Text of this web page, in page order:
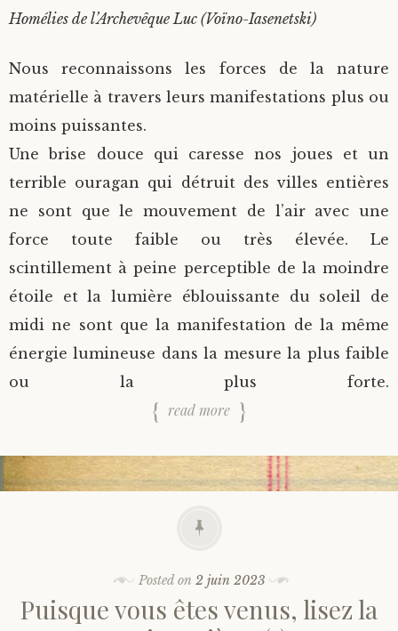
Homélies de l’Archevêque Luc (Voïno-Iasenetski)
Nous reconnaissons les forces de la nature
matérielle à travers leurs manifestations plus ou
moins puissantes.
Une brise douce qui caresse nos joues et un
terrible ouragan qui détruit des villes entières
ne sont que le mouvement de l’air avec une
force toute faible ou très élevée. Le
scintillement à peine perceptible de la moindre
étoile et la lumière éblouissante du soleil de
midi ne sont que la manifestation de la même
énergie lumineuse dans la mesure la plus faible
ou la plus forte.
read more
Posted on 2 juin 2023
Puisque vous êtes venus, lisez la